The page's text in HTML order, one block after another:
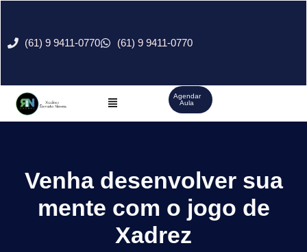
(61) 9 9411-0770 (61) 9 9411-0770
Menu
Agendar
Aula
Venha desenvolver sua
mente com o jogo de
Xadrez